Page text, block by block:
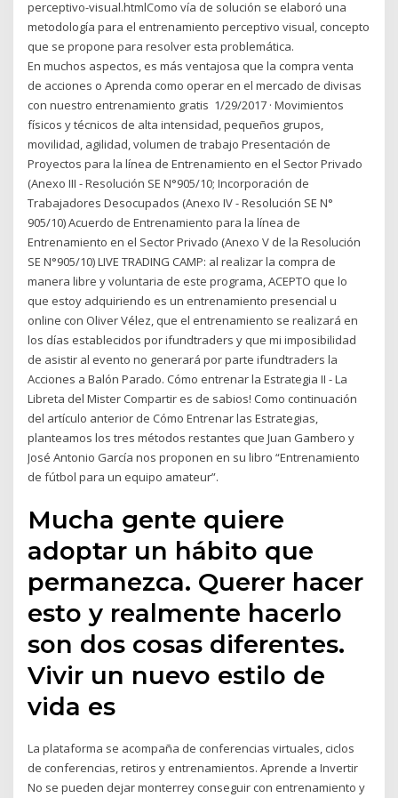
perceptivo-visual.htmlComo vía de solución se elaboró una
metodología para el entrenamiento perceptivo visual, concepto
que se propone para resolver esta problemática.
En muchos aspectos, es más ventajosa que la compra venta
de acciones o Aprenda como operar en el mercado de divisas
con nuestro entrenamiento gratis 1/29/2017 · Movimientos
físicos y técnicos de alta intensidad, pequeños grupos,
movilidad, agilidad, volumen de trabajo Presentación de
Proyectos para la línea de Entrenamiento en el Sector Privado
(Anexo III - Resolución SE N°905/10; Incorporación de
Trabajadores Desocupados (Anexo IV - Resolución SE N°
905/10) Acuerdo de Entrenamiento para la línea de
Entrenamiento en el Sector Privado (Anexo V de la Resolución
SE N°905/10) LIVE TRADING CAMP: al realizar la compra de
manera libre y voluntaria de este programa, ACEPTO que lo
que estoy adquiriendo es un entrenamiento presencial u
online con Oliver Vélez, que el entrenamiento se realizará en
los días establecidos por ifundtraders y que mi imposibilidad
de asistir al evento no generará por parte ifundtraders la
Acciones a Balón Parado. Cómo entrenar la Estrategia II - La
Libreta del Mister Compartir es de sabios! Como continuación
del artículo anterior de Cómo Entrenar las Estrategias,
planteamos los tres métodos restantes que Juan Gambero y
José Antonio García nos proponen en su libro “Entrenamiento
de fútbol para un equipo amateur”.
Mucha gente quiere
adoptar un hábito que
permanezca. Querer hacer
esto y realmente hacerlo
son dos cosas diferentes.
Vivir un nuevo estilo de
vida es
La plataforma se acompaña de conferencias virtuales, ciclos
de conferencias, retiros y entrenamientos. Aprende a Invertir
No se pueden dejar monterrey conseguir con entrenamiento y